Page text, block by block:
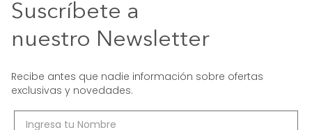
Suscríbete a
nuestro Newsletter
Recibe antes que nadie información sobre ofertas
exclusivas y novedades.